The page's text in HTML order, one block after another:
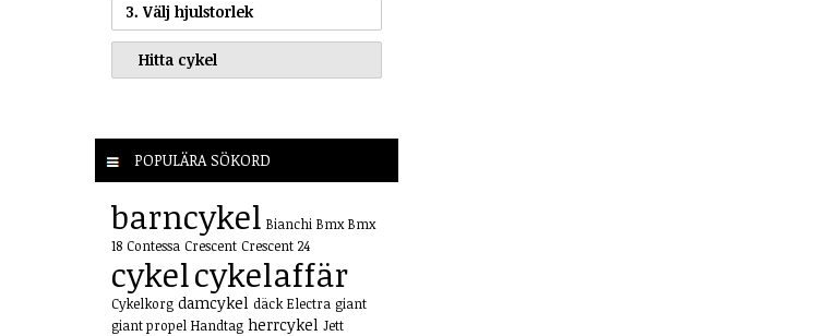
3. Välj hjulstorlek
POPULÄRA SÖKORD
barncykel Bianchi Bmx Bmx
18 Contessa Crescent Crescent 24
cykelcykelaffär
Cykelkorg damcykel däck Electra giant
giant propel Handtag herrcykel Jett